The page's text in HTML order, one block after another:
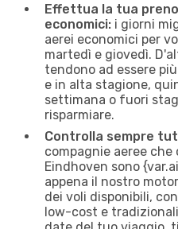
Effettua la tua
economici: i giorni
aerei economici per
martedì e giovedì.
tendono ad essere
e in alta stagione,
settimana o fuori
risparmiare.
Controlla sempre
compagnie aeree che
Eindhoven sono
appena il nostro
dei voli disponibili,
low-cost e